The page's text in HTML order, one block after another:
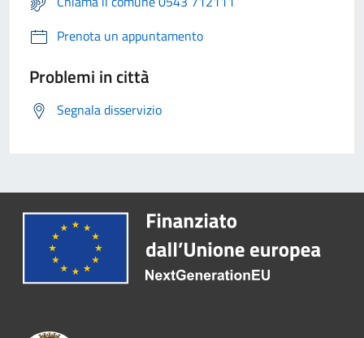
Prenota un appuntamento
Problemi in città
Segnala disservizio